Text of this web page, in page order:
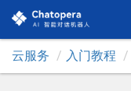
云服务 入门教程